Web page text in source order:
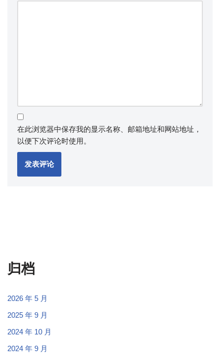
在此浏览器中保存我的显示名称、邮箱地址和网站地址，
以便下次评论时使用。
归档
2026 年 5 月
2025 年 9 月
2024 年 10 月
2024 年 9 月